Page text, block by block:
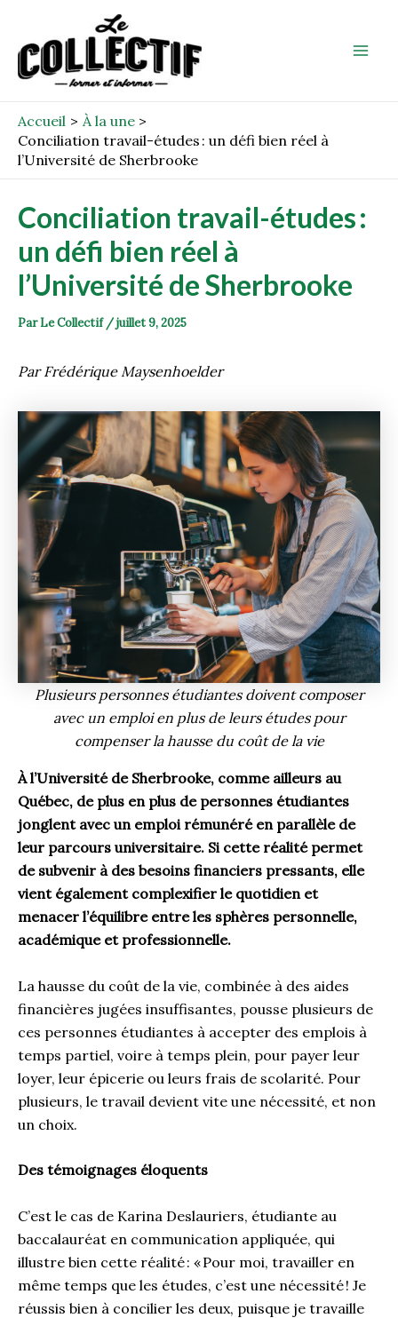
contenu
Accueil
À la une
Conciliation travail-études : un défi bien réel à
l’Université de Sherbrooke
Conciliation travail-études :
un défi bien réel à
l’Université de Sherbrooke
ParLe Collectif /juillet 9, 2025
Par Frédérique Maysenhoelder
Plusieurs personnes étudiantes doivent composer
avec un emploi en plus de leurs études pour
compenser la hausse du coût de la vie
À l’Université de Sherbrooke, comme ailleurs au
Québec, de plus en plus de personnes étudiantes
jonglent avec un emploi rémunéré en parallèle de
leur parcours universitaire. Si cette réalité permet
de subvenir à des besoins financiers pressants, elle
vient également complexifier le quotidien et
menacer l’équilibre entre les sphères personnelle,
académique et professionnelle.
La hausse du coût de la vie, combinée à des aides
financières jugées insuffisantes, pousse plusieurs de
ces personnes étudiantes à accepter des emplois à
temps partiel, voire à temps plein, pour payer leur
loyer, leur épicerie ou leurs frais de scolarité. Pour
plusieurs, le travail devient vite une nécessité, et non
un choix.
Des témoignages éloquents
C’est le cas de Karina Deslauriers, étudiante au
baccalauréat en communication appliquée, qui
illustre bien cette réalité : « Pour moi, travailler en
même temps que les études, c’est une nécessité ! Je
réussis bien à concilier les deux, puisque je travaille
navigation